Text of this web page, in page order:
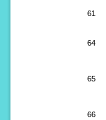
61
64
65
66